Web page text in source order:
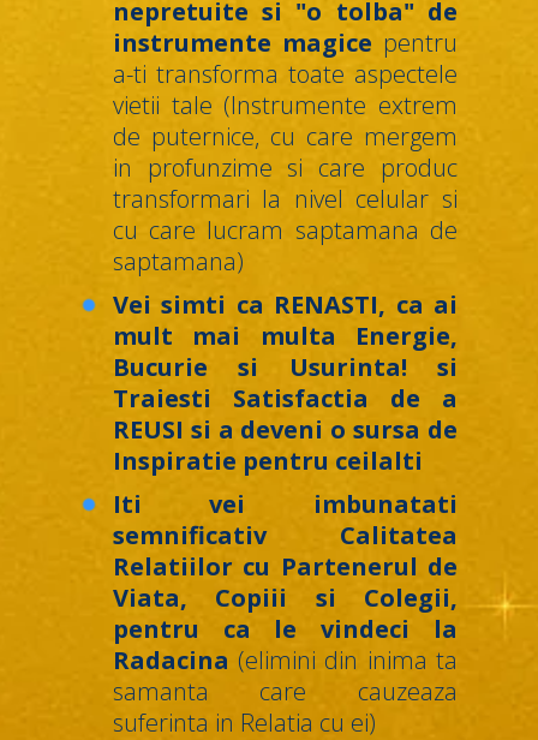
nepretuite si "o tolba" de
instrumente magice pentru
a-ti transforma toate aspectele
vietii tale (Instrumente extrem
de puternice, cu care mergem
in profunzime si care produc
transformari la nivel celular si
cu care lucram saptamana de
saptamana)
Vei simti ca RENASTI, ca ai
mult mai multa Energie,
Bucurie si Usurinta! si
Traiesti Satisfactia de a
REUSI si a deveni o sursa de
Inspiratie pentru ceilalti
Iti vei imbunatati
semnificativ Calitatea
Relatiilor cu Partenerul de
Viata, Copiii si Colegii,
pentru ca le vindeci la
Radacina (elimini din inima ta
samanta care cauzeaza
suferinta in Relatia cu ei)